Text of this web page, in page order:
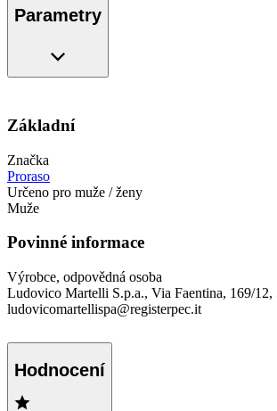
Parametry
Základní
Značka
Proraso
Určeno pro muže / ženy
Muže
Povinné informace
Výrobce, odpovědná osoba
Ludovico Martelli S.p.a., Via Faentina, 169/12,
ludovicomartellispa@registerpec.it
Hodnocení